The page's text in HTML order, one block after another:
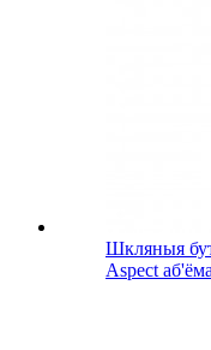
Шкляныя
Aspect